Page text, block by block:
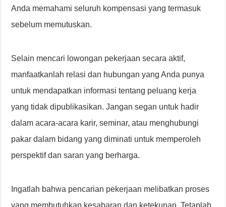
Anda memahami seluruh kompensasi yang termasuk
sebelum memutuskan.
Selain mencari lowongan pekerjaan secara aktif,
manfaatkanlah relasi dan hubungan yang Anda punya
untuk mendapatkan informasi tentang peluang kerja
yang tidak dipublikasikan. Jangan segan untuk hadir
dalam acara-acara karir, seminar, atau menghubungi
pakar dalam bidang yang diminati untuk memperoleh
perspektif dan saran yang berharga.
Ingatlah bahwa pencarian pekerjaan melibatkan proses
yang membutuhkan kesabaran dan ketekunan. Tetaplah